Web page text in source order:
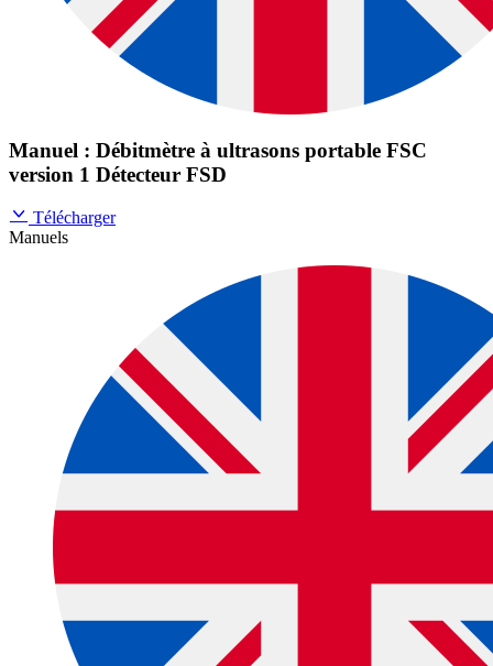
Manuel : Débitmètre à ultrasons portable FSC
version 1 Détecteur FSD
Télécharger
Manuels